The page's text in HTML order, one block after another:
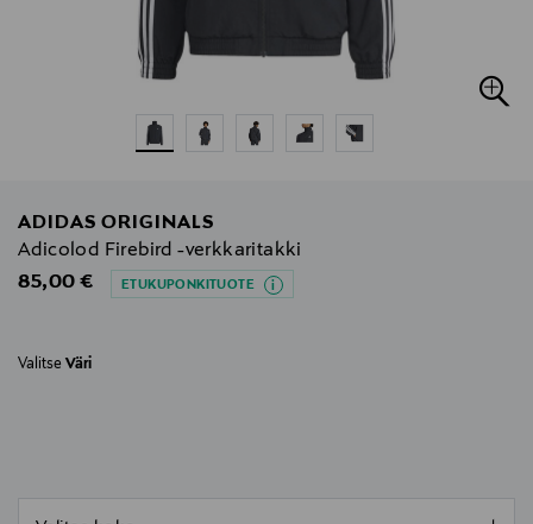
ADIDAS ORIGINALS
Adicolod Firebird -verkkaritakki
Original Price
85,00 € ETUKUPONKITUOTE
Valitse Väri